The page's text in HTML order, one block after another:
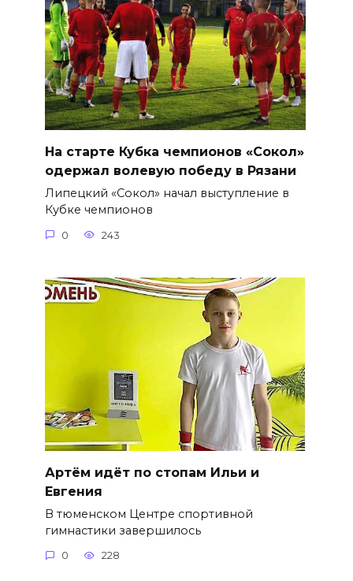
На старте Кубка чемпионов «Сокол»
одержал волевую победу в Рязани
Липецкий «Сокол» начал выступление в
Кубке чемпионов
0 243
Артём идёт по стопам Ильи и
Евгения
В тюменском Центре спортивной
гимнастики завершилось
0 228